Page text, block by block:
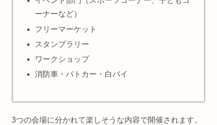
ーナーなど）
フリーマーケット
スタンプラリー
ワークショップ
消防車・パトカー・白バイ
3つの会場に分かれて楽しそうな内容で開催されます。